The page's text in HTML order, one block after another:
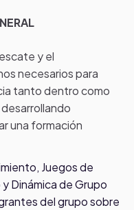
y el
necesarios para
tanto dentro como
una formación
Juegos de
Dinámica de Grupo
del grupo sobre